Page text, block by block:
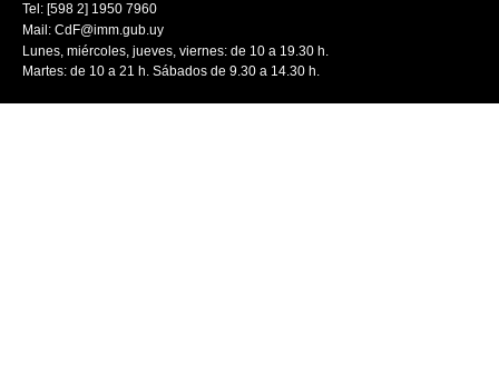
Tel: [598 2] 1950 7960
Mail: CdF@imm.gub.uy
Lunes, miércoles, jueves, viernes: de 10 a 19.30 h.
Martes: de 10 a 21 h. Sábados de 9.30 a 14.30 h.